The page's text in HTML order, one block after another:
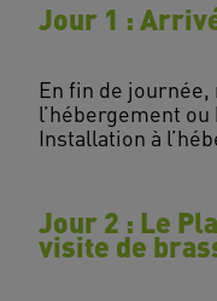
Jour 1 :
En fin de
l’hébergement ou
Jour 2 : Le
visite de